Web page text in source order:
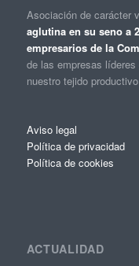
Asociación de carácter
aglutina en su seno a
empresarios de la
de las empresas
nuestro tejido productivo
Aviso legal
Política de privacidad
Política de cookies
ACTUALIDAD